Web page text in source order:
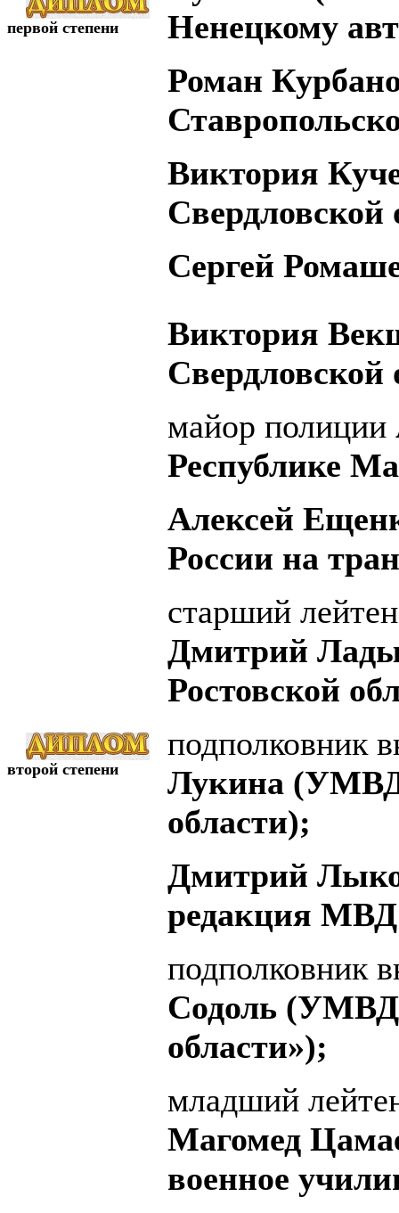
первой степени
Ненецкому
Роман
Виктория
Свердловской
Сергей
второй степени
Виктория
Свердловской
майор полиции
Республике
Алексей
России на
старший
Дмитрий
Ростовской
подполковник
Лукина (УМВД
области);
Дмитрий
редакция МВД
подполковник
Содоль (УМВД
области»);
младший
Магомед
военное